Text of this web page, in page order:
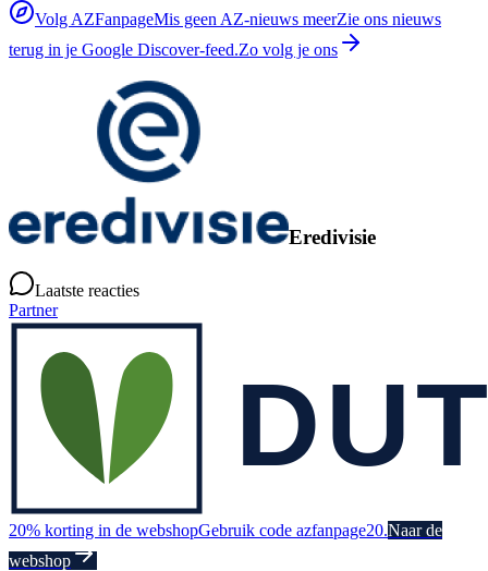
Volg AZFanpageMis geen AZ-nieuws meerZie ons nieuws
terug in je Google Discover-feed.Zo volg je ons
Eredivisie
Laatste reacties
Partner
20% korting in de webshopGebruik code azfanpage20.Naar de
webshop